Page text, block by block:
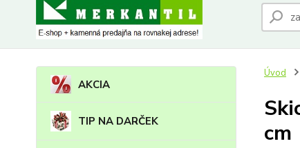
AKCIA
TIP NA DARČEK
Úvod
cm